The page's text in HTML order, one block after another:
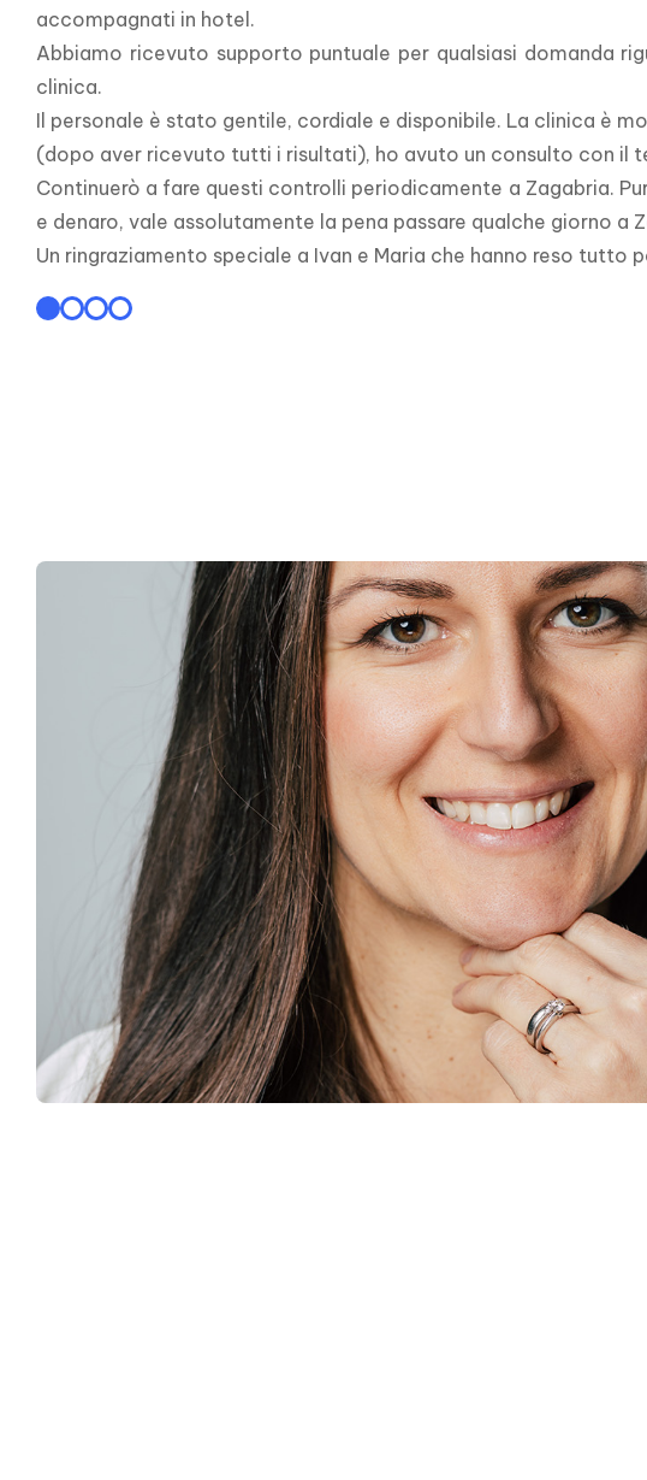
accompagnati in hotel.
Abbiamo ricevuto supporto puntuale per qualsiasi domanda
clinica.
Il personale è stato gentile, cordiale e disponibile. La clinica è
(dopo aver ricevuto tutti i risultati), ho avuto un consulto con il
Continuerò a fare questi controlli periodicamente a Zagabria.
e denaro, vale assolutamente la pena passare qualche giorno
Un ringraziamento speciale a Ivan e Maria che hanno reso tutto